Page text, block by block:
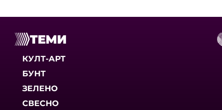
ТЕМИ
КУЛТ-АРТ
БУНТ
ЗЕЛЕНО
СВЕСНО